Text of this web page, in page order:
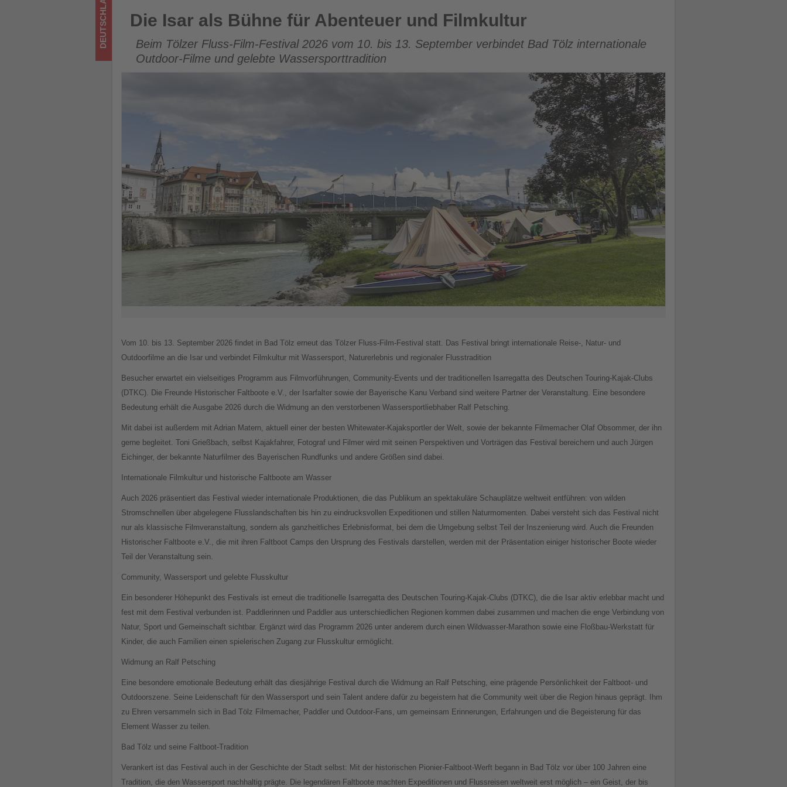
Die Isar als Bühne für Abenteuer und Filmkultur
DEUTSCHLAND Die Isar als Bühne für Abenteuer und Filmkultur
Beim Tölzer Fluss-Film-Festival 2026 vom 10. bis 13. September verbindet Bad Tölz internationale
Outdoor-Filme und gelebte Wassersporttradition
Vom 10. bis 13. September 2026 findet in Bad Tölz erneut das Tölzer Fluss-Film-Festival statt. Das Festival bringt internationale Reise-, Natur- und
Outdoorfilme an die Isar und verbindet Filmkultur mit Wassersport, Naturerlebnis und regionaler Flusstradition
Besucher erwartet ein vielseitiges Programm aus Filmvorführungen, Community-Events und der traditionellen Isarregatta des Deutschen Touring-Kajak-Clubs
(DTKC). Die Freunde Historischer Faltboote e.V., der Isarfalter sowie der Bayerische Kanu Verband sind weitere Partner der Veranstaltung. Eine besondere
Bedeutung erhält die Ausgabe 2026 durch die Widmung an den verstorbenen Wassersportliebhaber Ralf Petsching.
Mit dabei ist außerdem mit Adrian Matern, aktuell einer der besten Whitewater-Kajaksportler der Welt, sowie der bekannte Filmemacher Olaf Obsommer, der ihn
gerne begleitet. Toni Grießbach, selbst Kajakfahrer, Fotograf und Filmer wird mit seinen Perspektiven und Vorträgen das Festival bereichern und auch Jürgen
Eichinger, der bekannte Naturfilmer des Bayerischen Rundfunks und andere Größen sind dabei.
Internationale Filmkultur und historische Faltboote am Wasser
Auch 2026 präsentiert das Festival wieder internationale Produktionen, die das Publikum an spektakuläre Schauplätze weltweit entführen: von wilden
Stromschnellen über abgelegene Flusslandschaften bis hin zu eindrucksvollen Expeditionen und stillen Naturmomenten. Dabei versteht sich das Festival nicht
nur als klassische Filmveranstaltung, sondern als ganzheitliches Erlebnisformat, bei dem die Umgebung selbst Teil der Inszenierung wird. Auch die Freunden
Historischer Faltboote e.V., die mit ihren Faltboot Camps den Ursprung des Festivals darstellen, werden mit der Präsentation einiger historischer Boote wieder
Teil der Veranstaltung sein.
Community, Wassersport und gelebte Flusskultur
Ein besonderer Höhepunkt des Festivals ist erneut die traditionelle Isarregatta des Deutschen Touring-Kajak-Clubs (DTKC), die die Isar aktiv erlebbar macht und
fest mit dem Festival verbunden ist. Paddlerinnen und Paddler aus unterschiedlichen Regionen kommen dabei zusammen und machen die enge Verbindung von
Natur, Sport und Gemeinschaft sichtbar. Ergänzt wird das Programm 2026 unter anderem durch einen Wildwasser-Marathon sowie eine Floßbau-Werkstatt für
Kinder, die auch Familien einen spielerischen Zugang zur Flusskultur ermöglicht.
Widmung an Ralf Petsching
Eine besondere emotionale Bedeutung erhält das diesjährige Festival durch die Widmung an Ralf Petsching, eine prägende Persönlichkeit der Faltboot- und
Outdoorszene. Seine Leidenschaft für den Wassersport und sein Talent andere dafür zu begeistern hat die Community weit über die Region hinaus geprägt. Ihm
zu Ehren versammeln sich in Bad Tölz Filmemacher, Paddler und Outdoor-Fans, um gemeinsam Erinnerungen, Erfahrungen und die Begeisterung für das
Element Wasser zu teilen.
Bad Tölz und seine Faltboot-Tradition
Verankert ist das Festival auch in der Geschichte der Stadt selbst: Mit der historischen Pionier-Faltboot-Werft begann in Bad Tölz vor über 100 Jahren eine
Tradition, die den Wassersport nachhaltig prägte. Die legendären Faltboote machten Expeditionen und Flussreisen weltweit erst möglich – ein Geist, der bis